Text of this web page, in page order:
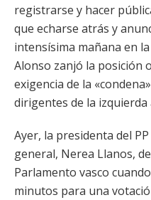
registrarse y hacer
que echarse atrás y
intensísima mañana en
Alonso zanjó la posición
exigencia de la
dirigentes de la izquierda
Ayer, la presidenta del
general, Nerea Llanos,
Parlamento vasco
minutos para una